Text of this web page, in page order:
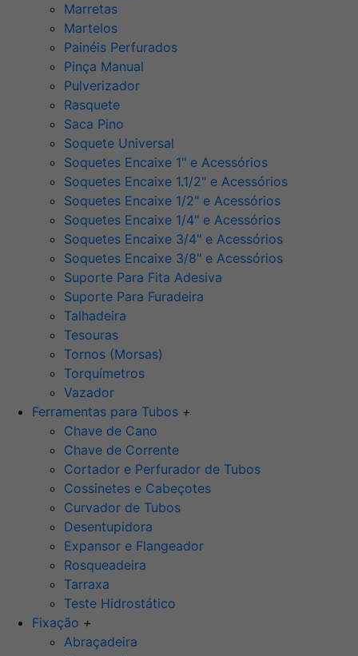
Marretas
Martelos
Painéis Perfurados
Pinça Manual
Pulverizador
Rasquete
Saca Pino
Soquete Universal
Soquetes Encaixe 1" e Acessórios
Soquetes Encaixe 1.1/2" e Acessórios
Soquetes Encaixe 1/2" e Acessórios
Soquetes Encaixe 1/4" e Acessórios
Soquetes Encaixe 3/4" e Acessórios
Soquetes Encaixe 3/8" e Acessórios
Suporte Para Fita Adesiva
Suporte Para Furadeira
Talhadeira
Tesouras
Tornos (Morsas)
Torquímetros
Vazador
Ferramentas para Tubos +
Chave de Cano
Chave de Corrente
Cortador e Perfurador de Tubos
Cossinetes e Cabeçotes
Curvador de Tubos
Desentupidora
Expansor e Flangeador
Rosqueadeira
Tarraxa
Teste Hidrostático
Fixação +
Abraçadeira